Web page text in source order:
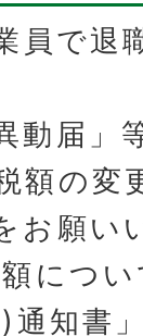
員で退
動届」
額の変
お願い
につ
通知書